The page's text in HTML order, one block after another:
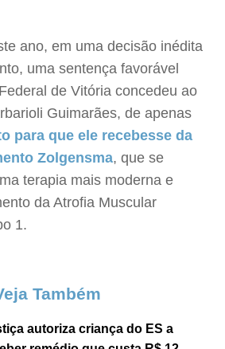
ano, em uma decisão inédita
uma sentença favorável
de Vitória concedeu ao
Guimarães, de apenas
para que ele recebesse da
Zolgensma, que se
terapia mais moderna e
da Atrofia Muscular
1.
Também
autoriza criança do ES a